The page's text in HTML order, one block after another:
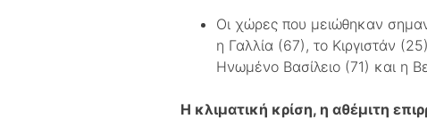
Οι χώρες που μειώθηκαν
η Γαλλία (67), το Κιργιστάν
Ηνωμένο Βασίλειο (71) και η
Η κλιματική κρίση, η αθέμιτη